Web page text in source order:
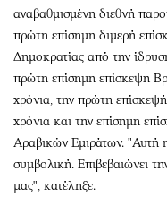
αναβαθμισμένη διεθνή
πρώτη επίσημη διμερή
Δημοκρατίας από την
πρώτη επίσημη επίσκεψη
χρόνια, την πρώτη
χρόνια και την επίσημη
Αραβικών Εμιράτων. "Αυτή
συμβολική. Επιβεβαιώνει
μας", κατέληξε.